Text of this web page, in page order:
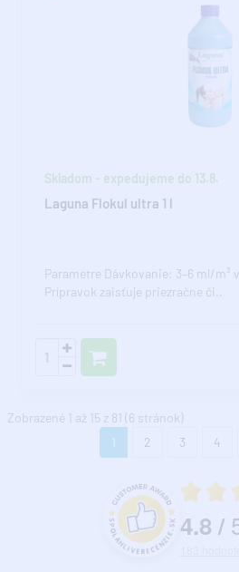
Skladom - expedujeme do 13.8.
Laguna Flokul ultra 1 l
Parametre Dávkovanie: 3–6 ml/m³
Prípravok zaisťuje priezračne či..
Zobrazené 1 až 15 z 81 (6 stránok)
1
2 3 4
Priemerné
4.8 /